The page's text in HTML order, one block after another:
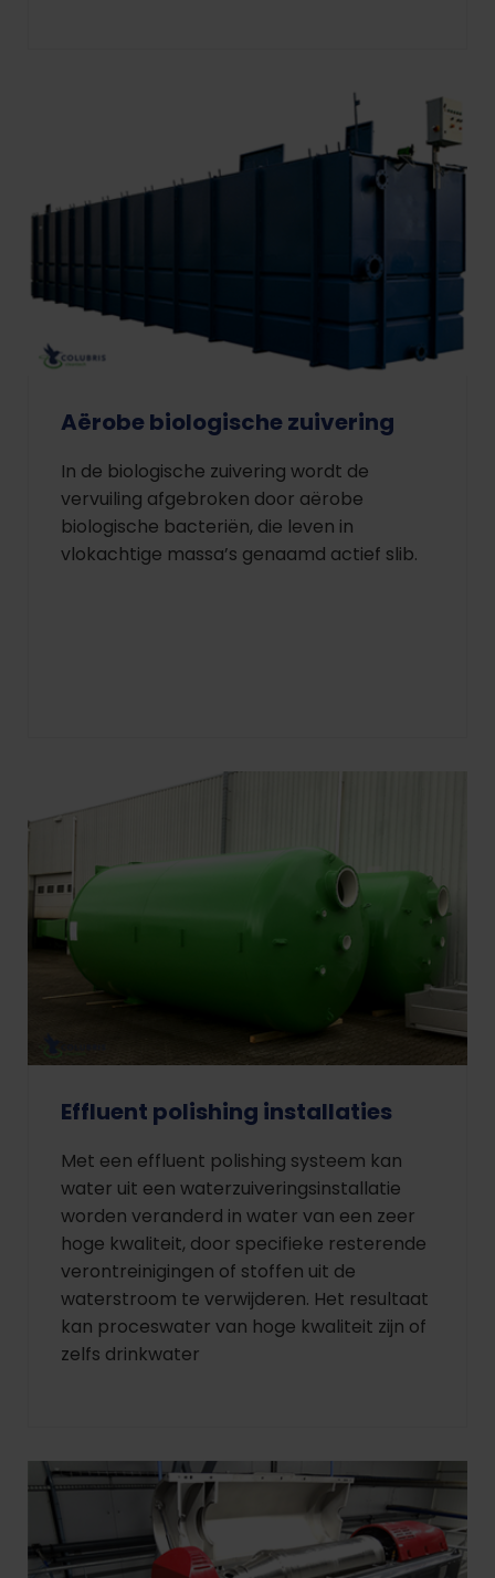
Aërobe biologische zuivering
In de biologische zuivering wordt de
vervuiling afgebroken door aërobe
biologische bacteriën, die leven in
vlokachtige massa’s genaamd actief slib.
Effluent polishing installaties
Met een effluent polishing systeem kan
water uit een waterzuiveringsinstallatie
worden veranderd in water van een zeer
hoge kwaliteit, door specifieke resterende
verontreinigingen of stoffen uit de
waterstroom te verwijderen. Het resultaat
kan proceswater van hoge kwaliteit zijn of
zelfs drinkwater